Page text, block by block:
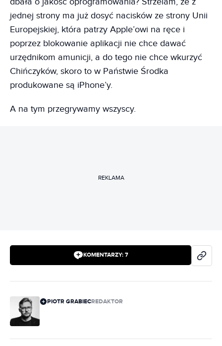
jednej strony ma już dosyć nacisków ze strony Unii
Europejskiej, która patrzy Apple’owi na ręce i
poprzez blokowanie aplikacji nie chce dawać
urzędnikom amunicji, a do tego nie chce wkurzyć
Chińczyków, skoro to w Państwie Środka
produkowane są iPhone’y.
A na tym przegrywamy wszyscy.
REKLAMA
KOMENTARZY: 7
PIOTR GRABIECREDAKTOR